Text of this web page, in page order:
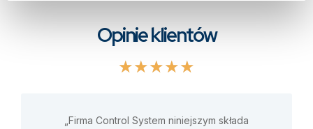
Opinie klientów
★★★★★
„Firma Control System niniejszym składa